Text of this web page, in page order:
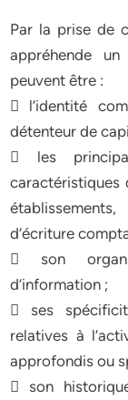
Par la prise de
appréhende
peuvent être :
 l’identité
détenteur de
 les
caractéristiques
d’écriture
 son
d’information ;
 ses
relatives à
approfondis ou
 son